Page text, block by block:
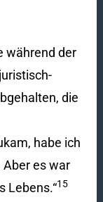
während der
die
habe ich
es war
Lebens.“15